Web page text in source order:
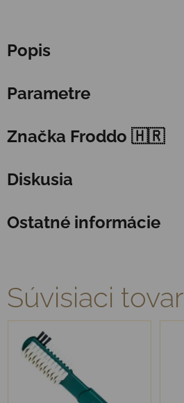
Popis
Parametre
Značka Froddo 🇭🇷
Diskusia
Ostatné informácie
Súvisiaci tovar